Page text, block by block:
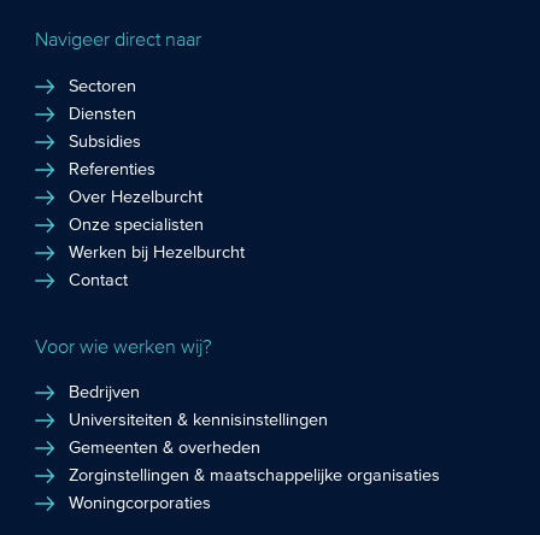
Navigeer direct naar
Sectoren
Diensten
Subsidies
Referenties
Over Hezelburcht
Onze specialisten
Werken bij Hezelburcht
Contact
Voor wie werken wij?
Bedrijven
Universiteiten & kennisinstellingen
Gemeenten & overheden
Zorginstellingen & maatschappelijke organisaties
Woningcorporaties